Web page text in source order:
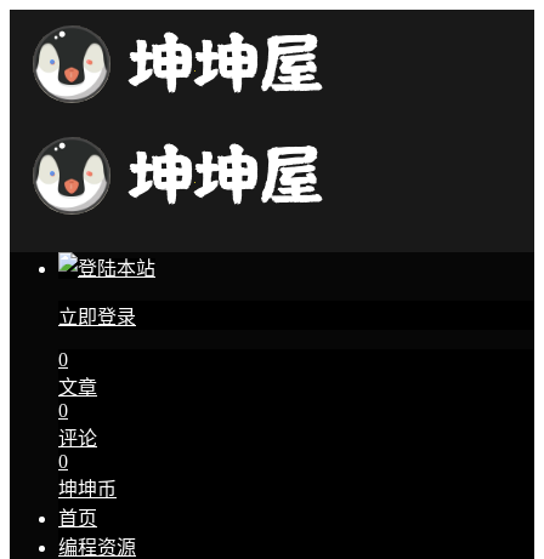
立即登录
0
文章
0
评论
0
坤坤币
首页
编程资源